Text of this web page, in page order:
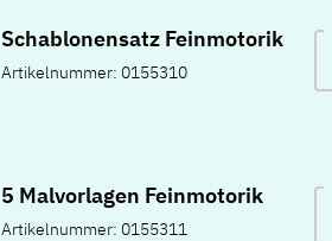
Schablonensatz Feinmotorik
Artikelnummer: 0155310
5 Malvorlagen Feinmotorik
Artikelnummer: 0155311